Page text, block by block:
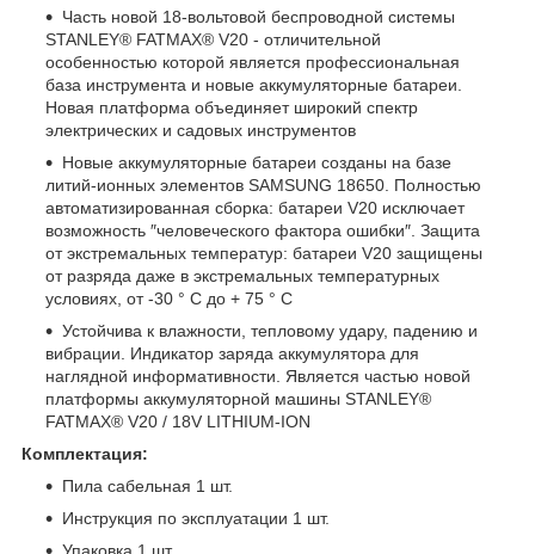
Часть новой 18-вольтовой беспроводной системы
STANLEY® FATMAX® V20 - отличительной
особенностью которой является профессиональная
база инструмента и новые аккумуляторные батареи.
Новая платформа объединяет широкий спектр
электрических и садовых инструментов
Новые аккумуляторные батареи созданы на базе
литий-ионных элементов SAMSUNG 18650. Полностью
автоматизированная сборка: батареи V20 исключает
возможность ″человеческого фактора ошибки″. Защита
от экстремальных температур: батареи V20 защищены
от разряда даже в экстремальных температурных
условиях, от -30 ° C до + 75 ° C
Устойчива к влажности, тепловому удару, падению и
вибрации. Индикатор заряда аккумулятора для
наглядной информативности. Является частью новой
платформы аккумуляторной машины STANLEY®
FATMAX® V20 / 18V LITHIUM-ION
Комплектация:
Пила сабельная 1 шт.
Инструкция по эксплуатации 1 шт.
Упаковка 1 шт.